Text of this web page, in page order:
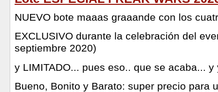
NUEVO bote maaas graaande con los
EXCLUSIVO durante la celebración del
septiembre 2020)
y LIMITADO... pues eso.. que se acaba...
Bueno, Bonito y Barato: super precio para